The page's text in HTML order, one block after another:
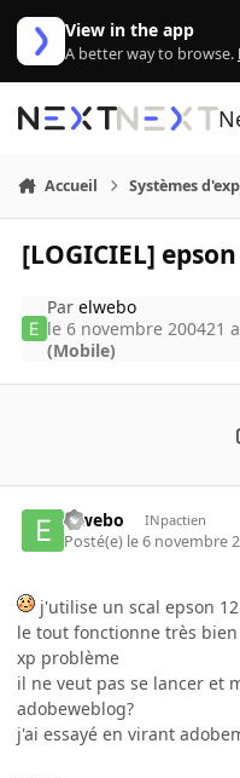
Aller au contenu
View in the app
A better way to browse.
Accueil Systèmes
[LOGICIEL]
Parelwebo
le 6 novembre 200421 a
(Mobile)
elwebo INpactien
Posté(e) le 6 novembre
j'utilise un scal epson
le tout fonctionne très
xp problème
il ne veut pas se lancer et
adobeweblog?
j'ai essayé en virant